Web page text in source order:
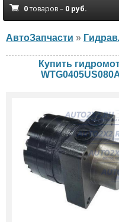
0товаров – 0 руб.
АвтоЗапчасти »
Купить